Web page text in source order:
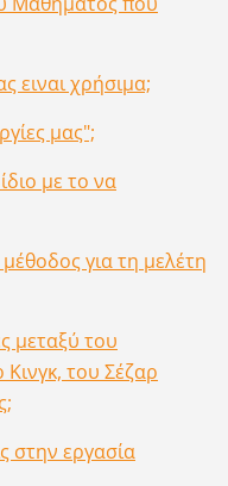
ειναι χρήσιμα;
μας";
με το να
για τη μελέτη
μεταξύ του
του Σέζαρ
στην εργασία